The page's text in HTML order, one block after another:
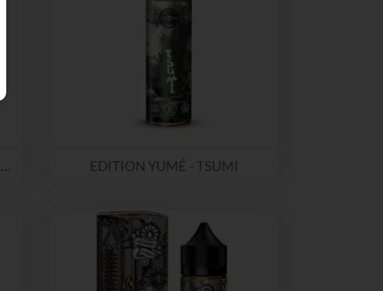
EDITION 1900 CERISE GROSEILLE EDITION YUMÉ - TSUMI